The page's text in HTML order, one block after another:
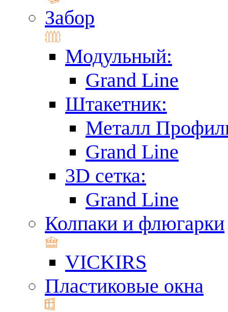
Забор
Модульный:
Grand Line
Штакетник:
Металл
Grand Line
3D сетка:
Grand Line
Колпаки и флюгарки
VICKIRS
Пластиковые окна